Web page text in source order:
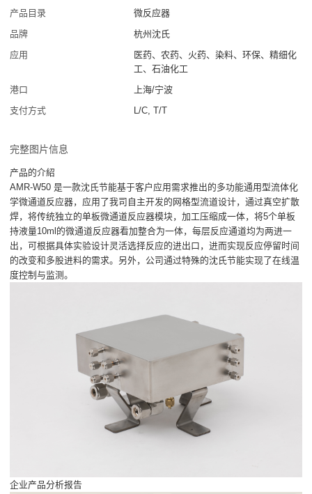
产品目录
微反应器
品牌
杭州沈氏
应用
医药、农药、火药、染料、环保、精细化
工、石油化工
港口
上海/宁波
支付方式
L/C, T/T
完整图片信息
产品的介紹
AMR-W50 是一款沈氏节能基于客户应用需求推出的多功能通用型流体化
学微通道反应器，应用了我司自主开发的网格型流道设计，通过真空扩散
焊，将传统独立的单板微通道反应器模块，加工压缩成一体，将5个单板
持液量10ml的微通道反应器看加整合为一体，每层反应通道均为两进一
出，可根据具体实验设计灵活选择反应的进出口，进而实现反应停留时间
的改变和多股进料的需求。另外，公司通过特殊的沈氏节能实现了在线温
度控制与监测。
企业产品分析报告